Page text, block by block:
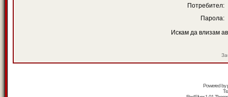
Потребител:
Парола:
Искам да влизам
Powered by